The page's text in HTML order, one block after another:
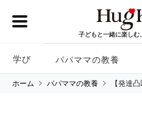
子どもと一緒に楽しむ
学び パパママの教養
ホーム パパママの教養 【発達